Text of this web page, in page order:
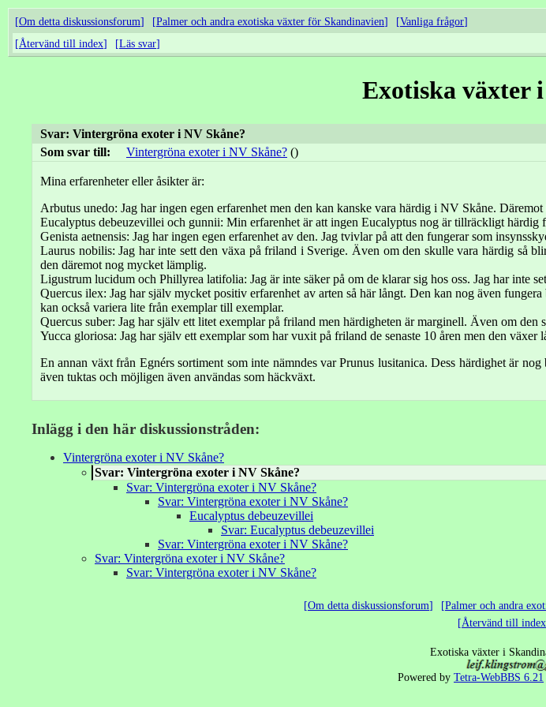
Om detta diskussionsforum Palmer och andra exotiska växter för Skandinavien
Vanliga frågor
Återvänd till index
Läs svar
Exotiska växter
Svar: Vintergröna exoter i NV Skåne?
Som svar till:
Vintergröna exoter i NV Skåne? ()
Mina erfarenheter eller åsikter är:
Arbutus unedo: Jag har ingen egen erfarenhet men den kan kanske vara härdig i NV Skåne.
Eucalyptus debeuzevillei och gunnii: Min erfarenhet är att ingen Eucalyptus nog är tillräckligt härdig
Genista aetnensis: Jag har ingen egen erfarenhet av den. Jag tvivlar på att den fungerar som
Laurus nobilis: Jag har inte sett den växa på friland i Sverige. Även om den skulle vara härdig så
den däremot nog mycket lämplig.
Ligustrum lucidum och Phillyrea latifolia: Jag är inte säker på om de klarar sig hos oss. Jag har inte
Quercus ilex: Jag har själv mycket positiv erfarenhet av arten så här långt. Den kan nog även
kan också variera lite från exemplar till exemplar.
Quercus suber: Jag har själv ett litet exemplar på friland men härdigheten är marginell. Även om
Yucca gloriosa: Jag har själv ett exemplar som har vuxit på friland de senaste 10 åren men den
En annan växt från Egnérs sortiment som inte nämndes var Prunus lusitanica. Dess härdighet är
även tuktas och möjligen även användas som häckväxt.
Inlägg i den här diskussionstråden:
Vintergröna exoter i NV Skåne?
Svar: Vintergröna exoter i NV Skåne?
Svar: Vintergröna exoter i NV Skåne?
Svar: Vintergröna exoter i NV Skåne?
Eucalyptus debeuzevillei
Svar: Eucalyptus debeuzevillei
Svar: Vintergröna exoter i NV Skåne?
Svar: Vintergröna exoter i NV Skåne?
Svar: Vintergröna exoter i NV Skåne?
Om detta diskussionsforum Palmer och andra
Återvänd till index
Exotiska växter i
Powered by Tetra-WebBBS 6.21